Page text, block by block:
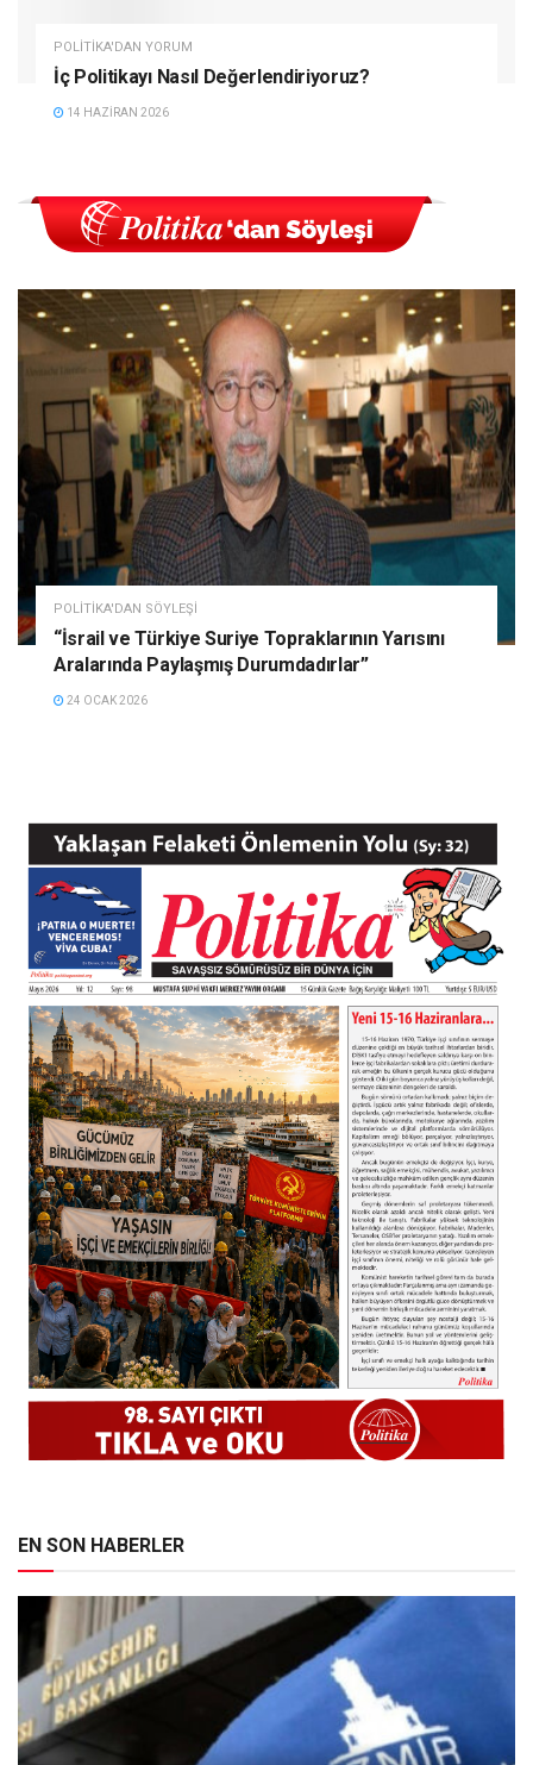
POLITIKA'DAN YORUM
İç Politikayı Nasıl Değerlendiriyoruz?
14 HAZIRAN 2026
POLITIKA'DAN SÖYLEŞI
“İsrail ve Türkiye Suriye Topraklarının Yarısını
Aralarında Paylaşmış Durumdadırlar”
24 OCAK 2026
EN SON HABERLER